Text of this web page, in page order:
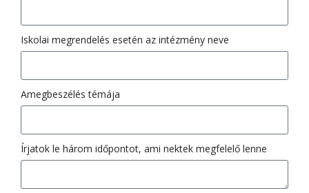
Iskolai megrendelés esetén az intézmény neve
Amegbeszélés témája
Írjatok le három időpontot, ami nektek megfelelő lenne